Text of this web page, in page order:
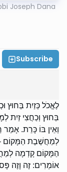
Joseph Dana
Subscribe
לֶאֱכֹל כְּזַיִת בַּחוּץ
בַּחוּץ וְכַחֲצִי זַיִת
וְאֵין בּוֹ כָּרֵת.
לְמַחֲשֶׁבֶת הַמָּקוֹם
הַמָּקוֹם קָדְמָה
אוֹמְרִים: זֶה וָזֶה